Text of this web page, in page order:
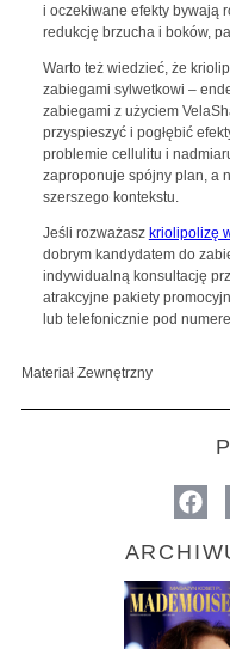
i oczekiwane efekty bywają
redukcję brzucha i boków,
Warto też wiedzieć, że
zabiegami sylwetkowi –
zabiegami z użyciem
przyspieszyć i pogłębić
problemie cellulitu i
zaproponuje spójny plan, a
szerszego kontekstu.
Jeśli rozważasz kriolipolizę
dobrym kandydatem do
indywidualną konsultację
atrakcyjne pakiety
lub telefonicznie pod
Materiał Zewnętrzny